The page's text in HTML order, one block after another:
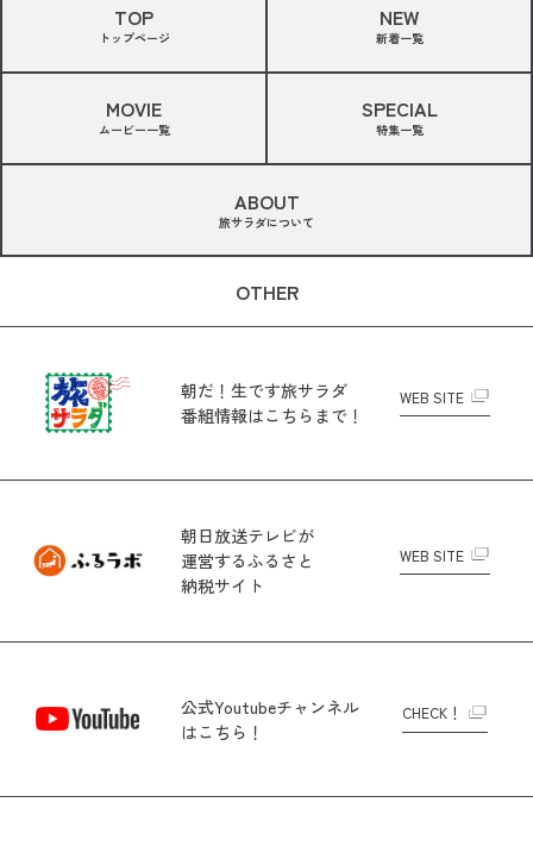
TOP
トップページ
NEW
新着一覧
MOVIE
ムービー一覧
SPECIAL
特集一覧
ABOUT
旅サラダについて
OTHER
朝だ！生です旅サラダ
番組情報はこちらまで！
WEB SITE
朝日放送テレビが
運営するふるさと
納税サイト
WEB SITE
公式Youtubeチャンネル
はこちら！
CHECK！